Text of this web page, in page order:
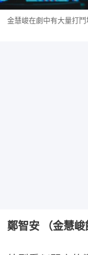
金慧峻在劇中有大量打鬥
鄭智安 （金慧峻